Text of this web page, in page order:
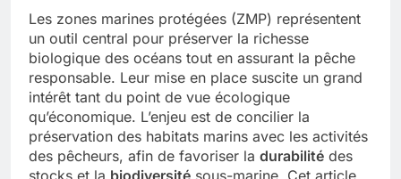
Les zones marines protégées (ZMP) représentent
un outil central pour préserver la richesse
biologique des océans tout en assurant la pêche
responsable. Leur mise en place suscite un grand
intérêt tant du point de vue écologique
qu’économique. L’enjeu est de concilier la
préservation des habitats marins avec les activités
des pêcheurs, afin de favoriser la durabilité des